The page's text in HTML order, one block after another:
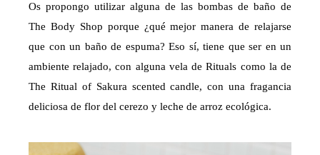
Os propongo utilizar alguna de las bombas de baño de
The Body Shop porque ¿qué mejor manera de relajarse
que con un baño de espuma? Eso sí, tiene que ser en un
ambiente relajado, con alguna vela de Rituals como la de
The Ritual of Sakura scented candle, con una fragancia
deliciosa de flor del cerezo y leche de arroz ecológica.